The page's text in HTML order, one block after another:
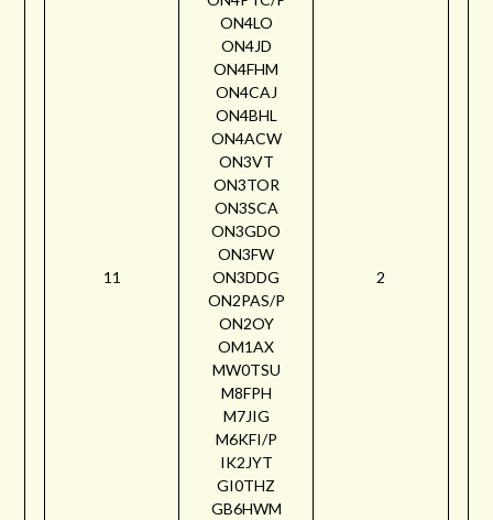
11
ON4LO
ON4JD
ON4FHM
ON4CAJ
ON4BHL
ON4ACW
ON3VT
ON3TOR
ON3SCA
ON3GDO
ON3FW
ON3DDG
ON2PAS/P
ON2OY
OM1AX
MW0TSU
M8FPH
M7JIG
M6KFI/P
IK2JYT
GI0THZ
GB6HWM
2